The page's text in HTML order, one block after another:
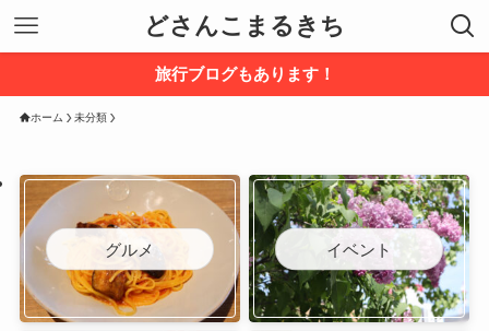
どさんこまるきち
旅行ブログもあります！
ホーム 未分類
グルメ イベント